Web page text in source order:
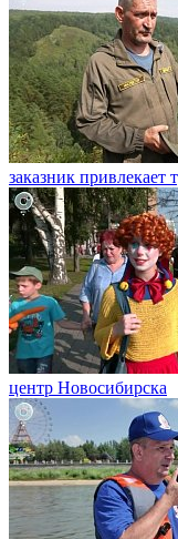
заказник
центр Новосибирска